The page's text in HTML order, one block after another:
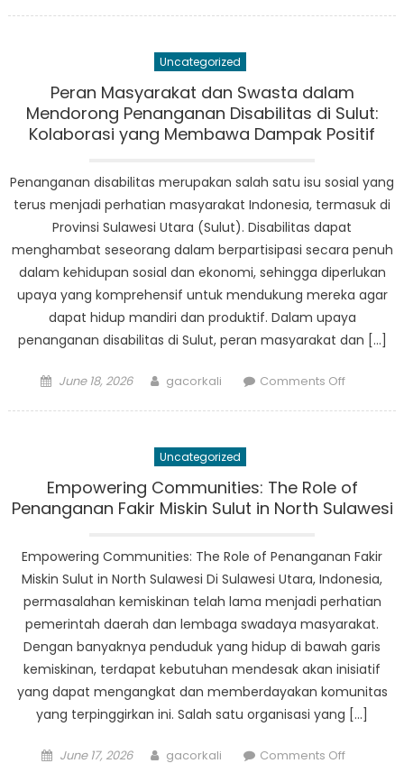
Unik
Warga
Lansia
Utara
Uncategorized
Peran Masyarakat dan Swasta dalam
Mendorong Penanganan Disabilitas di Sulut:
Kolaborasi yang Membawa Dampak Positif
Penanganan disabilitas merupakan salah satu isu sosial yang
terus menjadi perhatian masyarakat Indonesia, termasuk di
Provinsi Sulawesi Utara (Sulut). Disabilitas dapat
menghambat seseorang dalam berpartisipasi secara penuh
dalam kehidupan sosial dan ekonomi, sehingga diperlukan
upaya yang komprehensif untuk mendukung mereka agar
dapat hidup mandiri dan produktif. Dalam upaya
penanganan disabilitas di Sulut, peran masyarakat dan […]
Posted
June 18, 2026 Author
gacorkali Comments Offon
dalam
di
Sulut:
yang
Dampak
Positif
Uncategorized
Empowering Communities: The Role of
Penanganan Fakir Miskin Sulut in North Sulawesi
Empowering Communities: The Role of Penanganan Fakir
Miskin Sulut in North Sulawesi Di Sulawesi Utara, Indonesia,
permasalahan kemiskinan telah lama menjadi perhatian
pemerintah daerah dan lembaga swadaya masyarakat.
Dengan banyaknya penduduk yang hidup di bawah garis
kemiskinan, terdapat kebutuhan mendesak akan inisiatif
yang dapat mengangkat dan memberdayakan komunitas
yang terpinggirkan ini. Salah satu organisasi yang […]
Posted
June 17, 2026 Author
gacorkali Comments Offon